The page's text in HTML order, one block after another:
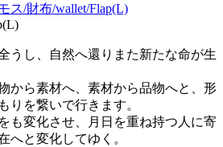
うし、自然へ還りまた新たな命が生
から素材へ、素材から品物へと、形
りを繋いで行きます。
も変化させ、月日を重ね持つ人に寄
へと変化してゆく。